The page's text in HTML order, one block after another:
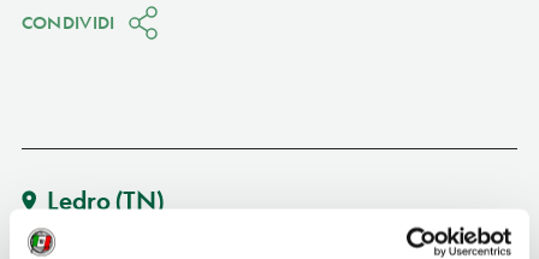
CONDIVIDI
Ledro(TN)
Vedi su Google Maps